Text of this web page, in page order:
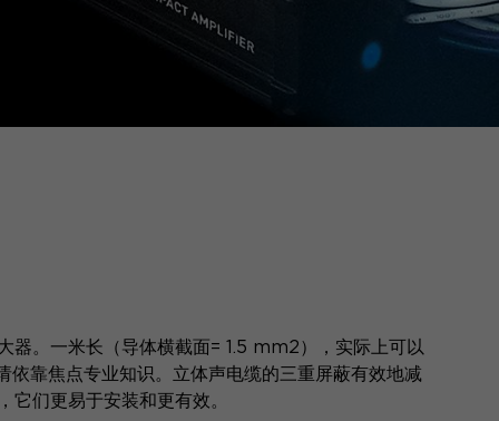
器。一米长（导体横截面= 1.5 mm2），实际上可以
靠焦点专业知识。立体声电缆的三重屏蔽有效地减
们更易于安装和更有效。